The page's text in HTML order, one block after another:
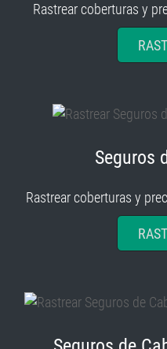
Rastrear coberturas y
Seguros
Rastrear coberturas y